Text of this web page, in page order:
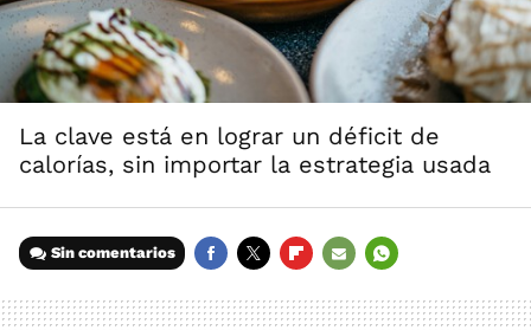
La clave está en lograr un déficit de
calorías, sin importar la estrategia usada
Sin comentarios
MAIL